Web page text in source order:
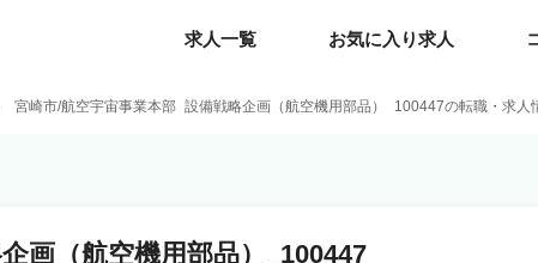
求人一覧 お気に入り求人
求人一覧 お気に入り求人
宮崎市/航空宇宙事業本部_設備戦略企画（航空機用部品）_100447の転職・求人
画（航空機用部品）_100447